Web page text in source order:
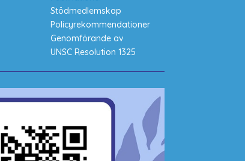
Stödmedlemskap
Policyrekommendationer
Genomförande av
UNSC Resolution 1325